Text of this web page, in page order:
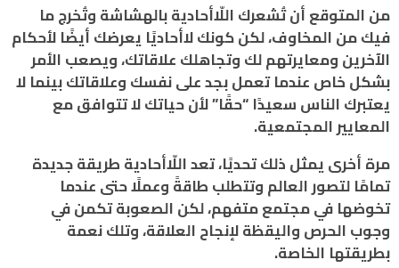
من المتوقع أن تُشعرك اللّاأحادية بالهشاشة وتُخرج ما
فيك من المخاوف، لكن كونك لاأحاديًا يعرضك أيضًا لأحكام
الآخرين ومعايرتهم لك وتجاهلك علاقاتك، ويصعب الأمر
بشكل خاص عندما تعمل بجد على نفسك وعلاقاتك بينما لا
يعتبرك الناس سعيدًا “حقًا” لأن حياتك لا تتوافق مع
المعايير المجتمعية.
مرة أخرى يمثل ذلك تحديًا، تعد اللّاأحادية طريقة جديدة
تمامًا لتصور العالم وتتطلب طاقةً وعملًا حتى عندما
تخوضها في مجتمع متفهم، لكن الصعوبة تكمن في
وجوب الحرص واليقظة لإنجاح العلاقة، وتلك نعمة
بطريقتها الخاصة.